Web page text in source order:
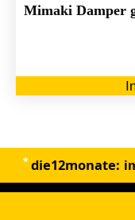
Mimaki Damper
die12monate: